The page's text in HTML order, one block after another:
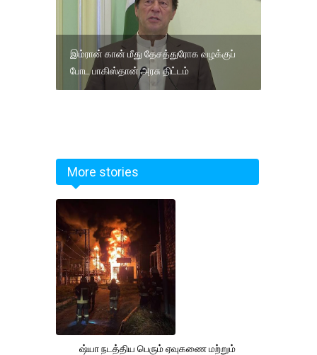
இம்ரான் கான் மீது தேசத்துரோக வழக்குப்
போட பாகிஸ்தான் அரசு திட்டம்
More stories
ஷ்யா நடத்திய பெரும் ஏவுகணை மற்றும்